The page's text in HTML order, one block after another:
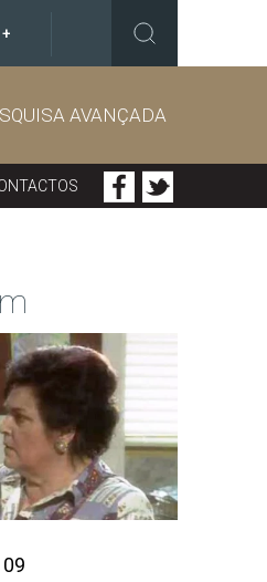
+
AVANÇADA